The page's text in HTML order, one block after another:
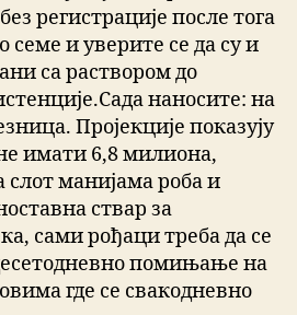
регистрације после тога
семе и уверите се да су и
са раствором до
наносите: на
Пројекције показују
имати 6,8 милиона,
слот манијама роба и
ствар за
сами рођаци треба да се
помињање на
где се свакодневно